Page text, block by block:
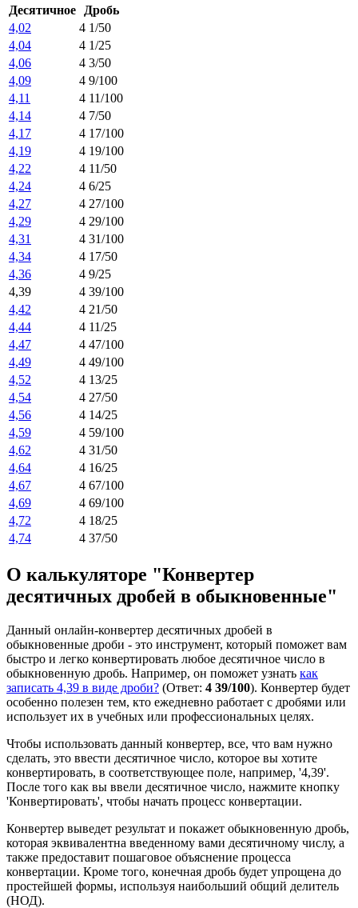
Десятичное
Дробь
4,02
4 1/50
4,04
4 1/25
4,06
4 3/50
4,09
4 9/100
4,11
4 11/100
4,14
4 7/50
4,17
4 17/100
4,19
4 19/100
4,22
4 11/50
4,24
4 6/25
4,27
4 27/100
4,29
4 29/100
4,31
4 31/100
4,34
4 17/50
4,36
4 9/25
4,39
4 39/100
4,42
4 21/50
4,44
4 11/25
4,47
4 47/100
4,49
4 49/100
4,52
4 13/25
4,54
4 27/50
4,56
4 14/25
4,59
4 59/100
4,62
4 31/50
4,64
4 16/25
4,67
4 67/100
4,69
4 69/100
4,72
4 18/25
4,74
4 37/50
О калькуляторе "Конвертер
десятичных дробей в обыкновенные"
Данный онлайн-конвертер десятичных дробей в
обыкновенные дроби - это инструмент, который поможет вам
быстро и легко конвертировать любое десятичное число в
обыкновенную дробь. Например, он поможет узнать как
записать 4,39 в виде дроби? (Ответ: 4 39/100). Конвертер будет
особенно полезен тем, кто ежедневно работает с дробями или
использует их в учебных или профессиональных целях.
Чтобы использовать данный конвертер, все, что вам нужно
сделать, это ввести десятичное число, которое вы хотите
конвертировать, в соответствующее поле, например, '4,39'.
После того как вы ввели десятичное число, нажмите кнопку
'Конвертировать', чтобы начать процесс конвертации.
Конвертер выведет результат и покажет обыкновенную дробь,
которая эквивалентна введенному вами десятичному числу, а
также предоставит пошаговое объяснение процесса
конвертации. Кроме того, конечная дробь будет упрощена до
простейшей формы, используя наибольший общий делитель
(НОД).